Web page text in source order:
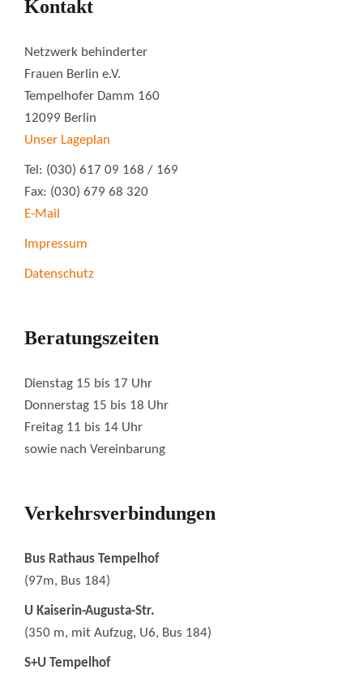
Kontakt
Netzwerk behinderter
Frauen Berlin e.V.
Tempelhofer Damm 160
12099 Berlin
Unser Lageplan
Tel: (030) 617 09 168 / 169
Fax: (030) 679 68 320
E-Mail
Impressum
Datenschutz
Beratungszeiten
Dienstag 15 bis 17 Uhr
Donnerstag 15 bis 18 Uhr
Freitag 11 bis 14 Uhr
sowie nach Vereinbarung
Verkehrsverbindungen
Bus Rathaus Tempelhof
(97m, Bus 184)
U Kaiserin-Augusta-Str.
(350 m, mit Aufzug, U6, Bus 184)
S+U Tempelhof